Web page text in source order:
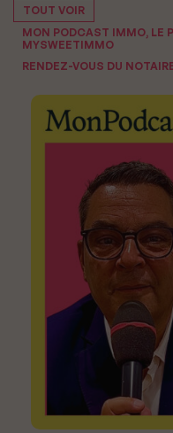
TOUT VOIR
MON PODCAST IMMO, LE
MYSWEETIMMO
RENDEZ-VOUS DU